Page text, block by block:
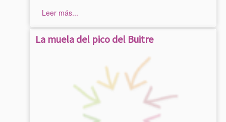
Leer más...
La muela del pico del Buitre